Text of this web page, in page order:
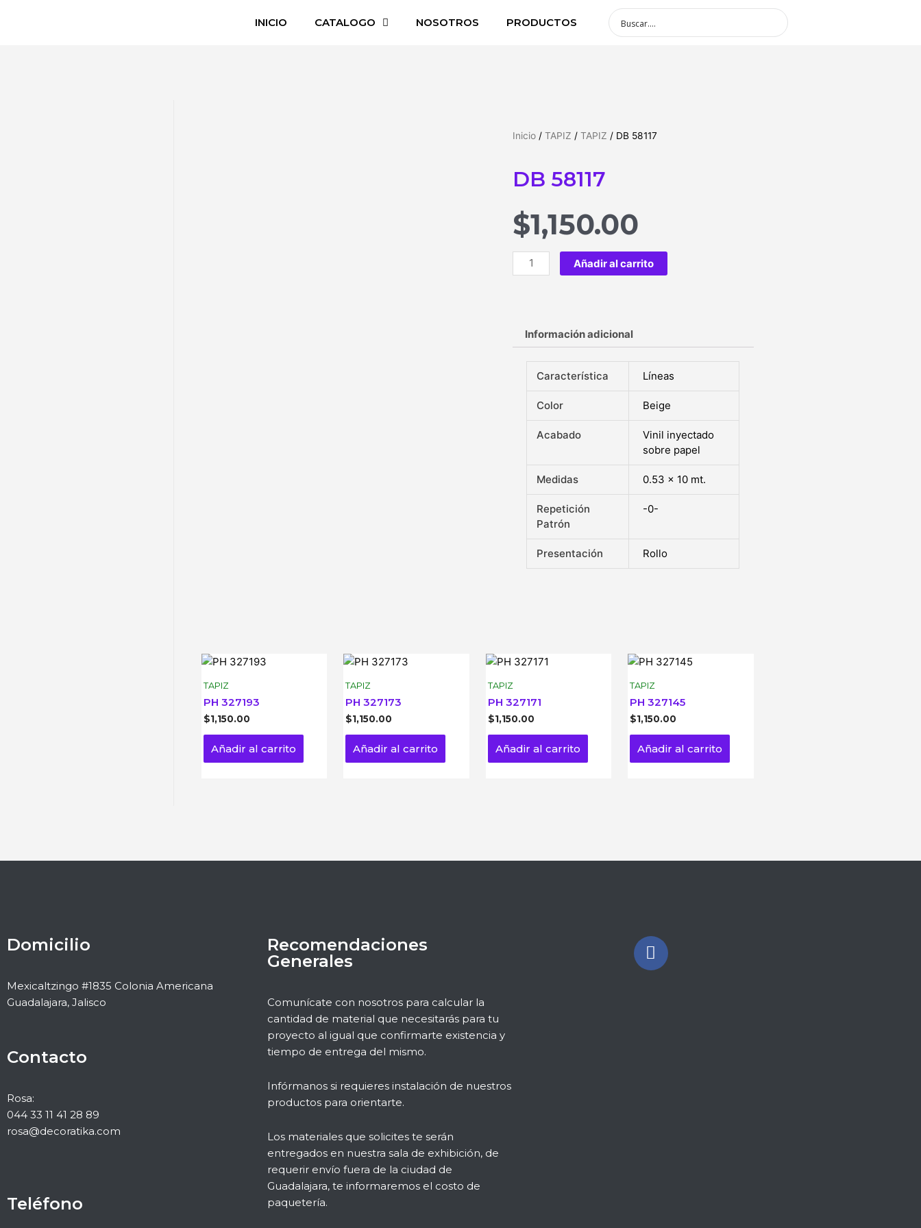
INICIO CATALOGO NOSOTROS PRODUCTOS
Inicio / TAPIZ / TAPIZ / DB 58117
DB 58117
$1,150.00
Añadir al carrito
Información adicional
Característica Líneas
Color Beige
Acabado
Vinil inyectado
sobre papel
Medidas 0.53 x 10 mt.
Repetición
Patrón
-0-
Presentación Rollo
TAPIZ
PH 327193
$1,150.00
Añadir al carrito
TAPIZ
PH 327173
$1,150.00
Añadir al carrito
TAPIZ
PH 327171
$1,150.00
Añadir al carrito
TAPIZ
PH 327145
$1,150.00
Añadir al carrito
Domicilio
Mexicaltzingo #1835 Colonia Americana
Guadalajara, Jalisco
Contacto
Rosa:
044 33 11 41 28 89
rosa@decoratika.com
Teléfono
Recomendaciones
Generales
Comunícate con nosotros para calcular la
cantidad de material que necesitarás para tu
proyecto al igual que confirmarte existencia y
tiempo de entrega del mismo.
Infórmanos si requieres instalación de nuestros
productos para orientarte.
Los materiales que solicites te serán
entregados en nuestra sala de exhibición, de
requerir envío fuera de la ciudad de
Guadalajara, te informaremos el costo de
paquetería.